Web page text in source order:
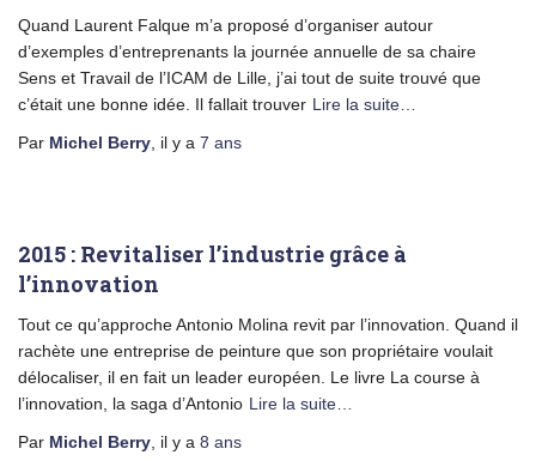
Quand Laurent Falque m’a proposé d’organiser autour
d’exemples d’entreprenants la journée annuelle de sa chaire
Sens et Travail de l’ICAM de Lille, j’ai tout de suite trouvé que
c’était une bonne idée. Il fallait trouver Lire la suite…
Par Michel Berry , il y a 7 ans
2015 : Revitaliser l’industrie grâce à
l’innovation
Tout ce qu’approche Antonio Molina revit par l’innovation. Quand il
rachète une entreprise de peinture que son propriétaire voulait
délocaliser, il en fait un leader européen. Le livre La course à
l’innovation, la saga d’Antonio Lire la suite…
Par Michel Berry , il y a 8 ans